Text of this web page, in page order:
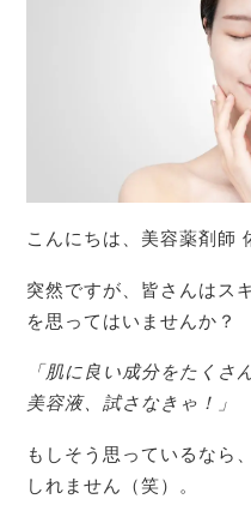
こんにちは、美容薬剤師
突然ですが、皆さんはス
を思ってはいませんか？
「肌に良い成分をたくさ
美容液、試さなきゃ！」
もしそう思っているなら
しれません（笑）。